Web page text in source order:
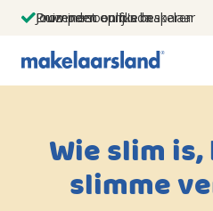
Jouw persoonlijke makelaar
Duizenden euro's besparen
Prominent op funda
Wie slim
slimme